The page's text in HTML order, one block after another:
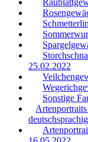
25.02.2022
Sonstige